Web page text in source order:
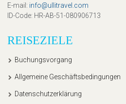
E-mail : info@ullitravel.com
ID-Code: HR-AB-51-080906713
REISEZIELE
Buchungsvorgang
Allgemeine Geschäftsbedingungen
Datenschutzerklärung